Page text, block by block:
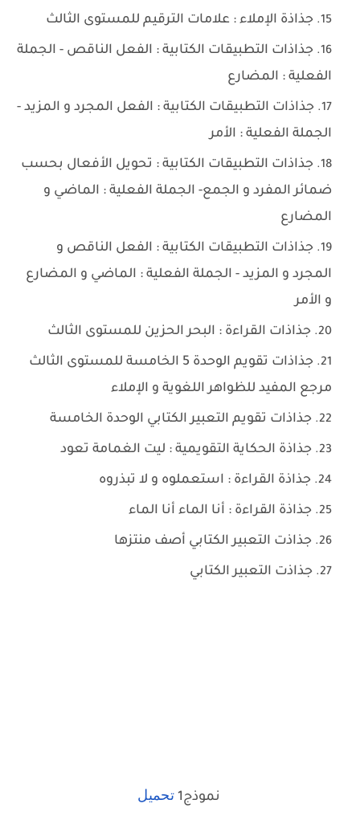
جذاذة الإملاء : علامات الترقيم للمستوى الثالث
جذاذات التطبيقات الكتابية : الفعل الناقص - الجملة
الفعلية : المضارع
جذاذات التطبيقات الكتابية : الفعل المجرد و المزيد -
الجملة الفعلية : الأمر
جذاذات التطبيقات الكتابية : تحويل الأفعال بحسب
ضمائر المفرد و الجمع- الجملة الفعلية : الماضي و
المضارع
جذاذات التطبيقات الكتابية : الفعل الناقص و
المجرد و المزيد - الجملة الفعلية : الماضي و المضارع
و الأمر
جذاذات القراءة : البحر الحزين للمستوى الثالث
جذاذات تقويم الوحدة 5 الخامسة للمستوى الثالث
مرجع المفيد للظواهر اللغوية و الإملاء
جذاذات تقويم التعبير الكتابي الوحدة الخامسة
جذاذة الحكاية التقويمية : ليت الغمامة تعود
جذاذة القراءة : استعملوه و لا تبذروه
جذاذة القراءة : أنا الماء أنا الماء
جذاذت التعبير الكتابي أصف منتزها
جذاذت التعبير الكتابي
نموذج1 تحميل